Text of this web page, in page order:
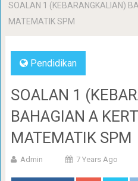
SOALAN 1 (KEBARANGKALIAN)
MATEMATIK SPM
Pendidikan
SOALAN 1
BAHAGIAN A
MATEMATIK SPM
Admin 7 Years Ago